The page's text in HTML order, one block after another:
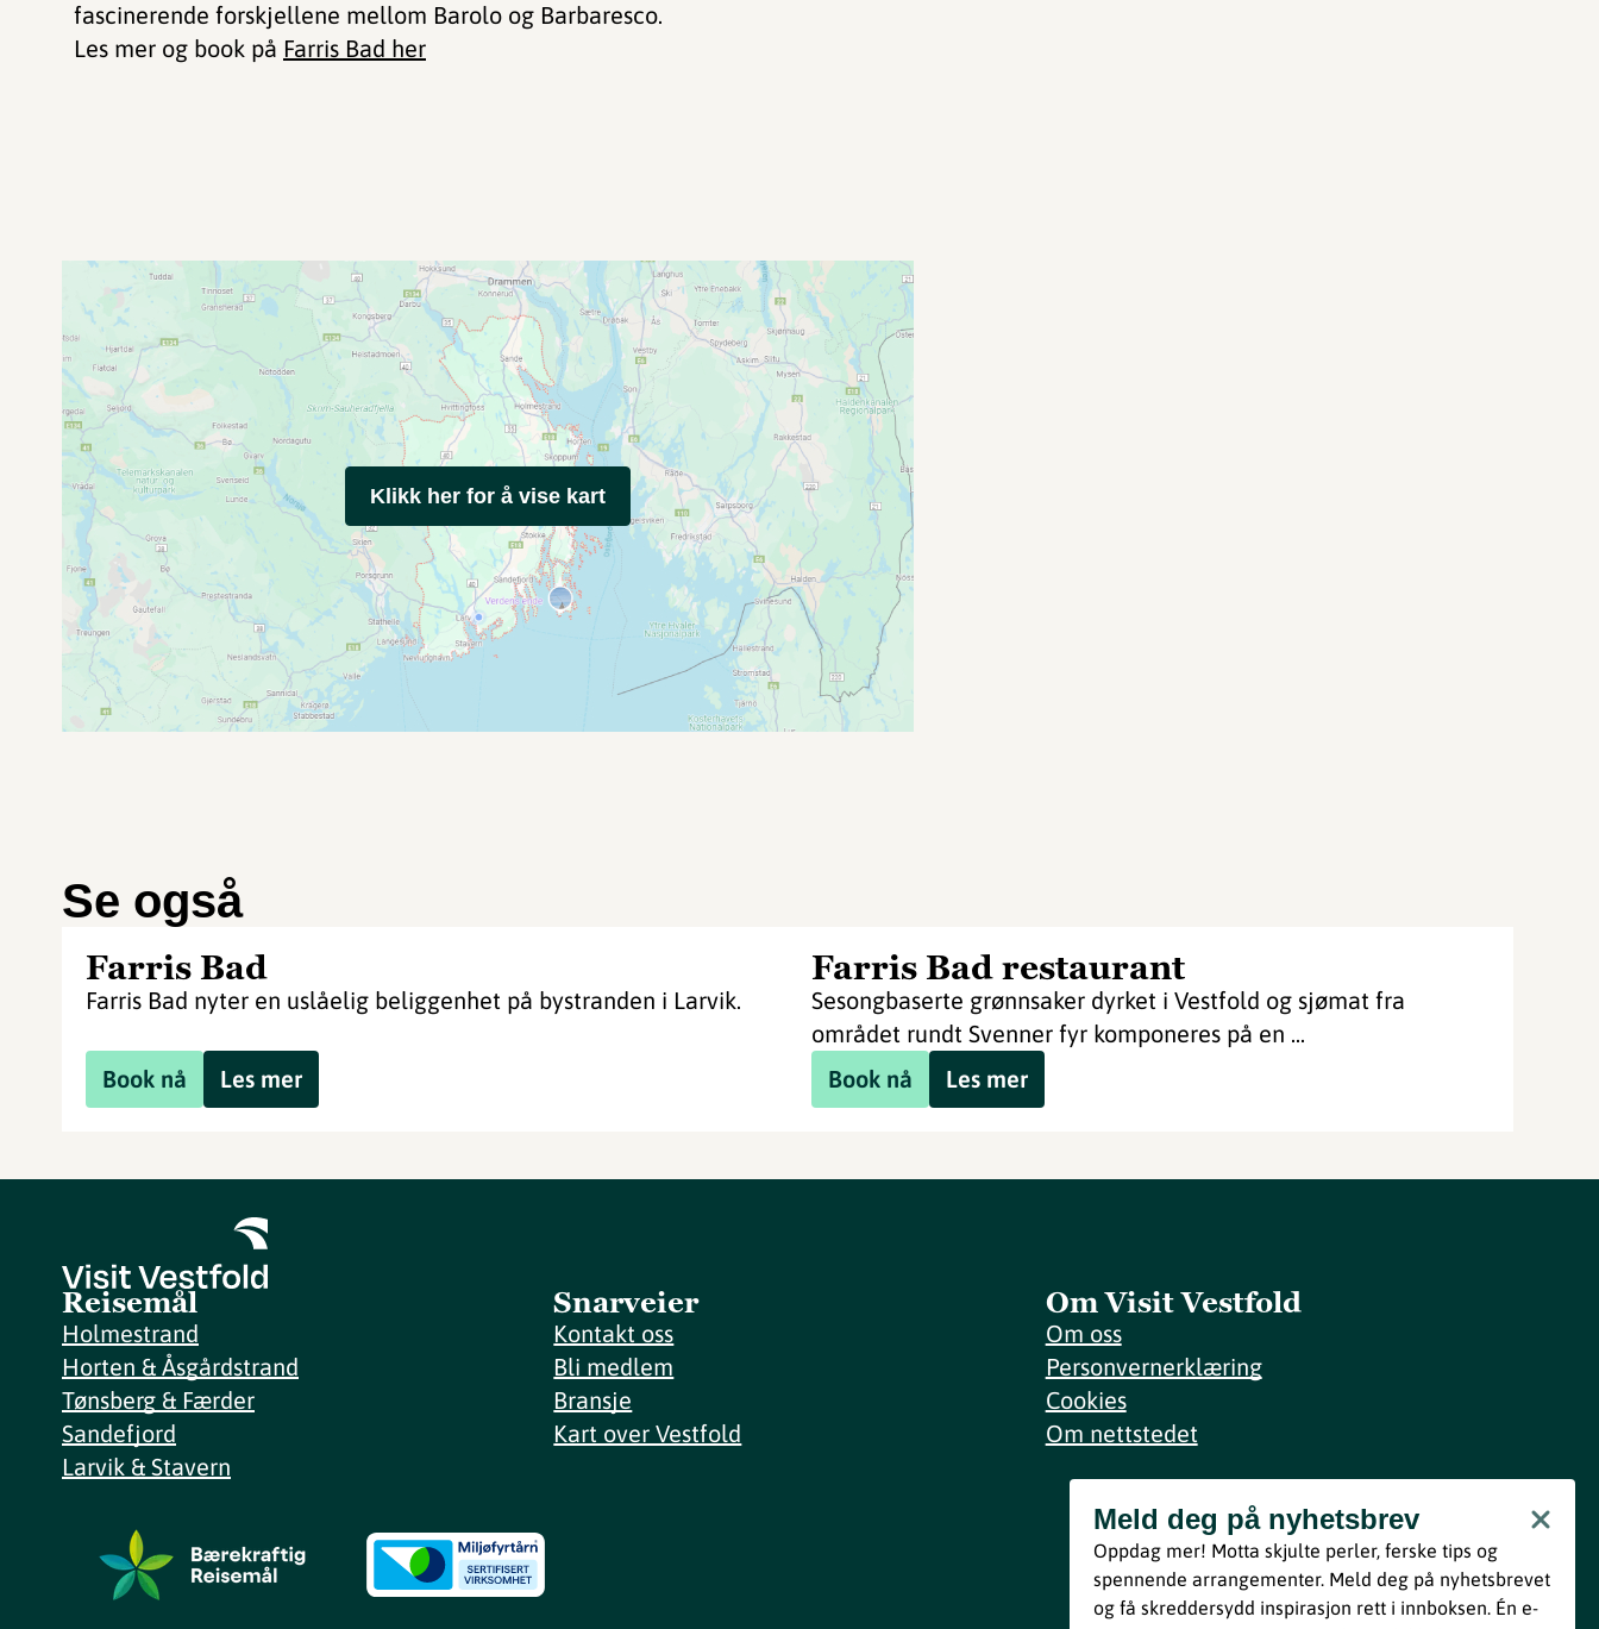
fascinerende forskjellene mellom Barolo og Barbaresco.
Les mer og book på Farris Bad her
Klikk her for å vise kart
Se også
Farris Bad
Farris Bad nyter en uslåelig beliggenhet på bystranden i Larvik.
Book nå Les mer
Farris Bad restaurant
Sesongbaserte grønnsaker dyrket i Vestfold og sjømat fra
området rundt Svenner fyr komponeres på en ...
Book nå
Les mer
Reisemål
Holmestrand
Horten & Åsgårdstrand
Tønsberg & Færder
Sandefjord
Larvik & Stavern
Snarveier
Kontakt oss
Bli medlem
Bransje
Kart over Vestfold
Om Visit Vestfold
Om oss
Personvernerklæring
Cookies
Om nettstedet
Meld deg på nyhetsbrev
Bli med
Ved å melde deg inn godtar du våre vilkår i henhold til vår
Meld deg på nyhetsbrev
Oppdag mer! Motta skjulte perler, ferske tips og
spennende arrangementer. Meld deg på nyhetsbrevet
og få skreddersydd inspirasjon rett i innboksen. Én e-